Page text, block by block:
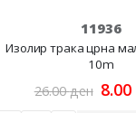
11936
Изолир трака црна
10m
26.00ден 8.00